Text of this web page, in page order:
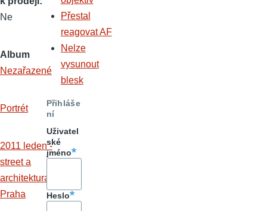
Ne
Album
Nezařazené
Portrét
2011 leden -
street a
architektura
Praha
Přestal
reagovat AF
Nelze
vysunout
blesk
Přihláše
ní
Uživatel
ské
jméno
Heslo